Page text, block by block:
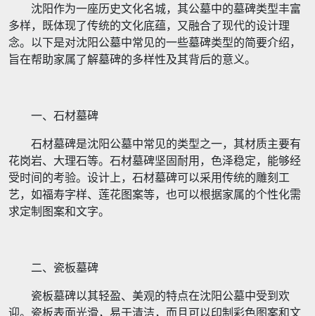
沈阳作为一座历史文化名城，其公墓中的墓碑类型丰富
多样，既体现了传统的文化底蕴，又融合了现代的设计理
念。以下是对沈阳公墓中常见的一些墓碑类型的简要介绍，
旨在帮助家属了解墓碑的多样性及其背后的意义。
一、石材墓碑
石材墓碑是沈阳公墓中常见的类型之一，其材质主要有
花岗岩、大理石等。石材墓碑坚固耐用，色泽稳定，能够经
受时间的考验。设计上，石材墓碑可以采用传统的雕刻工
艺，如福寿字样、莲花图案等，也可以根据家属的个性化需
求定制图案和文字。
二、瓷板墓碑
瓷板墓碑以其轻盈、美观的特点在沈阳公墓中受到欢
迎。瓷板表面光滑，易于清洁，而且可以印制彩色图案和文